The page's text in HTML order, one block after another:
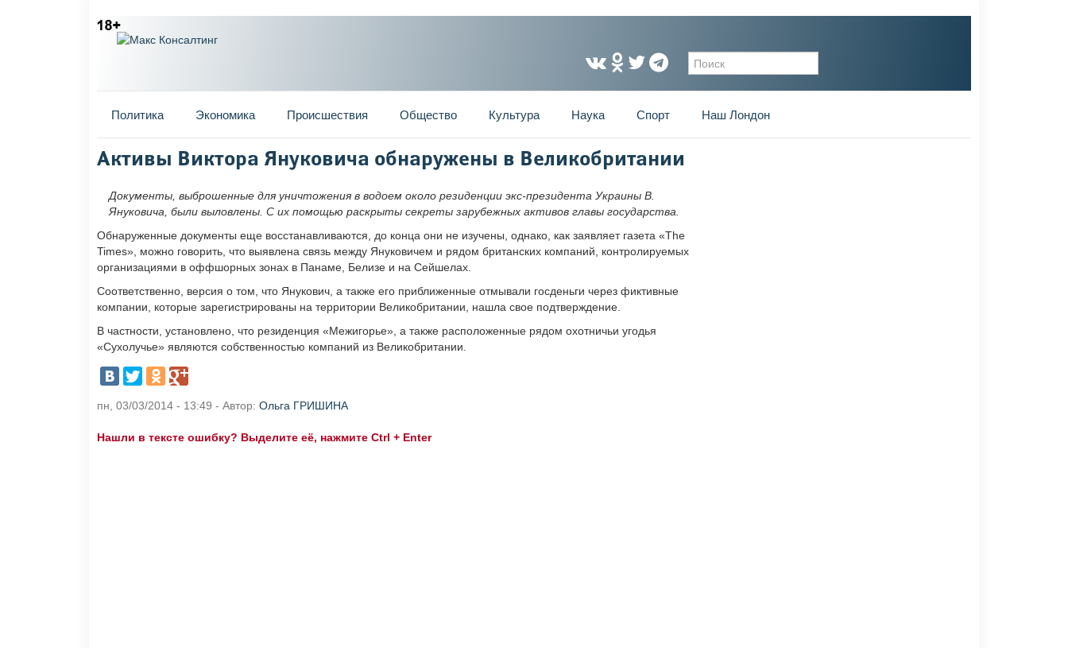
Форма поиска
Главное меню
Политика Экономика Происшествия Общество Культура Наука Спорт Наш Лондон
Вы здесь
Активы Виктора Януковича обнаружены в Великобритании
Документы, выброшенные для уничтожения в водоем около резиденции экс-президента Украины В.
Януковича, были выловлены. С их помощью раскрыты секреты зарубежных активов главы государства.
Обнаруженные документы еще восстанавливаются, до конца они не изучены, однако, как заявляет газета «The
Times», можно говорить, что выявлена связь между Януковичем и рядом британских компаний, контролируемых
организациями в оффшорных зонах в Панаме, Белизе и на Сейшелах.
Соответственно, версия о том, что Янукович, а также его приближенные отмывали госденьги через фиктивные
компании, которые зарегистрированы на территории Великобритании, нашла свое подтверждение.
В частности, установлено, что резиденция «Межигорье», а также расположенные рядом охотничьи угодья
«Сухолучье» являются собственностью компаний из Великобритании.
пн, 03/03/2014 - 13:49 - Автор: Ольга ГРИШИНА
Нашли в тексте ошибку? Выделите её, нажмите Ctrl + Enter